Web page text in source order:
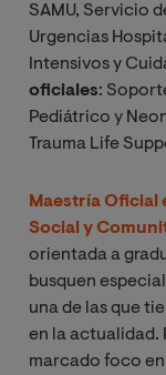
SAMU, Servicio
Urgencias
Intensivos y
oficiales:
Pediátrico y
Trauma Life
Maestría Oficial
Social y
orientada a
busquen
una de las que
en la actualidad.
marcado foco